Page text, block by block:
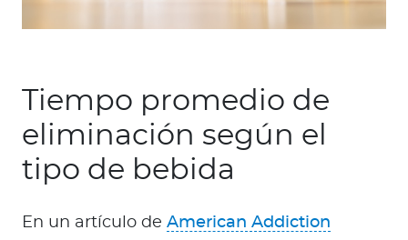
Tiempo promedio de
eliminación según el
tipo de bebida
En un artículo de American Addiction